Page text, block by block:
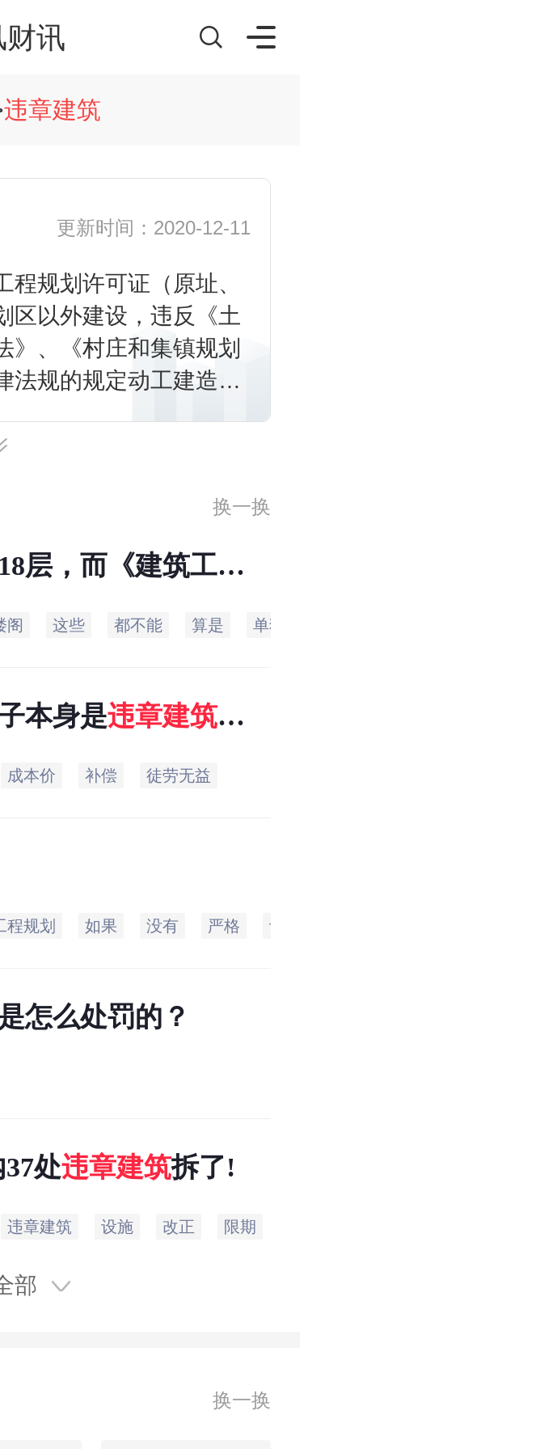
财讯
违章建筑
更新时间：2020-12-11
规划许可证（原址、
区以外建设，违反《土
》、《村庄和集镇规划
法规的规定动工建造的
换一换
层，而《建筑工程
，今后能不能拿到房
阁 这些 都不能 算是 单独
本身是违章建筑
成本价 补偿 徒劳无益
程规划 如果 没有 严格 认为
怎么处罚的？
处违章建筑拆了!
违章建筑 设施 改正 限期
部
换一换